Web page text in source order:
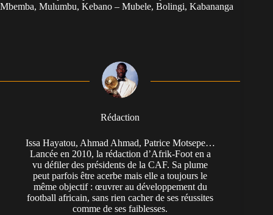
Mbemba, Mulumbu, Kebano – Mubele, Bolingi, Kabananga
Rédaction
Issa Hayatou, Ahmad Ahmad, Patrice Motsepe…
Lancée en 2010, la rédaction d’Afrik-Foot en a
vu défiler des présidents de la CAF. Sa plume
peut parfois être acerbe mais elle a toujours le
même objectif : œuvrer au développement du
football africain, sans rien cacher de ses réussites
comme de ses faiblesses.